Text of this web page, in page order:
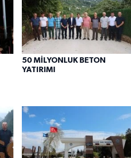
50 MİLYONLUK BETON
YATIRIMI